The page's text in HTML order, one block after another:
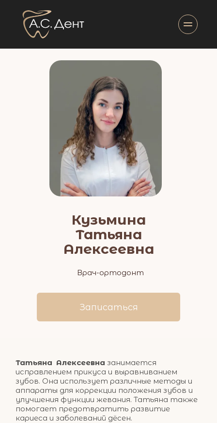
Кузьмина
Татьяна
Алексеевна
Врач-ортодонт
Записаться
Татьяна  Алексеевна занимается
исправлением прикуса и выравниванием
зубов. Она использует различные методы и
аппараты для коррекции положения зубов и
улучшения функции жевания. Татьяна также
помогает предотвратить развитие
кариеса и заболеваний дёсен.